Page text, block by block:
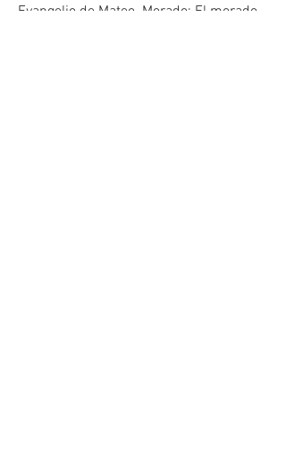
Evangelio de Mateo. Morado: El morado